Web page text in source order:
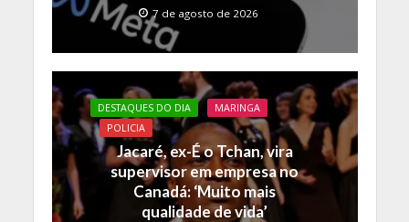
7 de agosto de 2026
DESTAQUES DO DIA
MARINGA
POLICIA
Jacaré, ex-É o Tchan, vira
supervisor em empresa no
Canadá: ‘Muito mais
qualidade de vida’